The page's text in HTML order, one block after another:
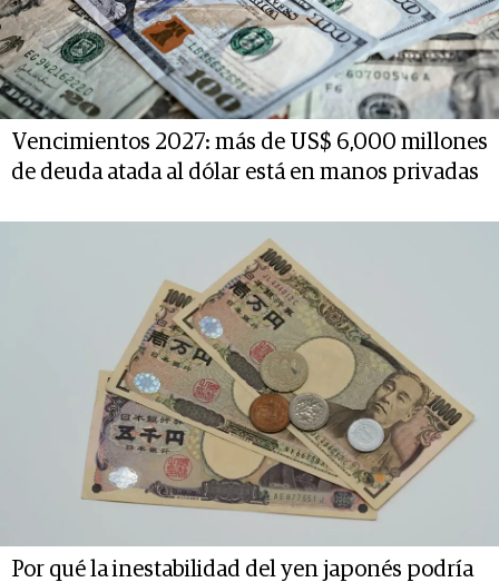
Vencimientos 2027: más de US$ 6,000 millones
de deuda atada al dólar está en manos privadas
Por qué la inestabilidad del yen japonés podría